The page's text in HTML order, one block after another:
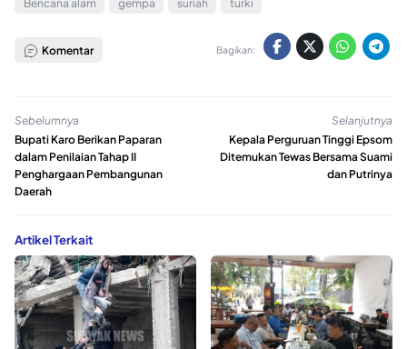
Bencana alam gempa suriah turki
Komentar Bagikan:
Sebelumnya
Bupati Karo Berikan Paparan
dalam Penilaian Tahap II
Penghargaan Pembangunan
Daerah
Selanjutnya
Kepala Perguruan Tinggi Epsom
Ditemukan Tewas Bersama Suami
dan Putrinya
Artikel Terkait